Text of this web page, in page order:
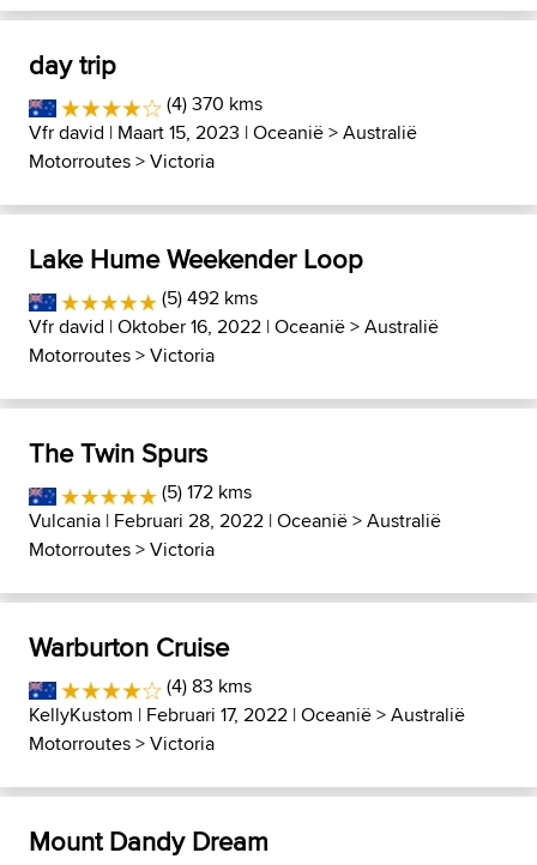
day trip
(4) 370 kms
Vfr david | Maart 15, 2023 |Oceanië>Australië
Motorroutes>Victoria
Lake Hume Weekender Loop
(5) 492 kms
Vfr david | Oktober 16, 2022 |Oceanië>Australië
Motorroutes>Victoria
The Twin Spurs
(5) 172 kms
Vulcania | Februari 28, 2022 |Oceanië>Australië
Motorroutes>Victoria
Warburton Cruise
(4) 83 kms
KellyKustom | Februari 17, 2022 |Oceanië>Australië
Motorroutes>Victoria
Mount Dandy Dream